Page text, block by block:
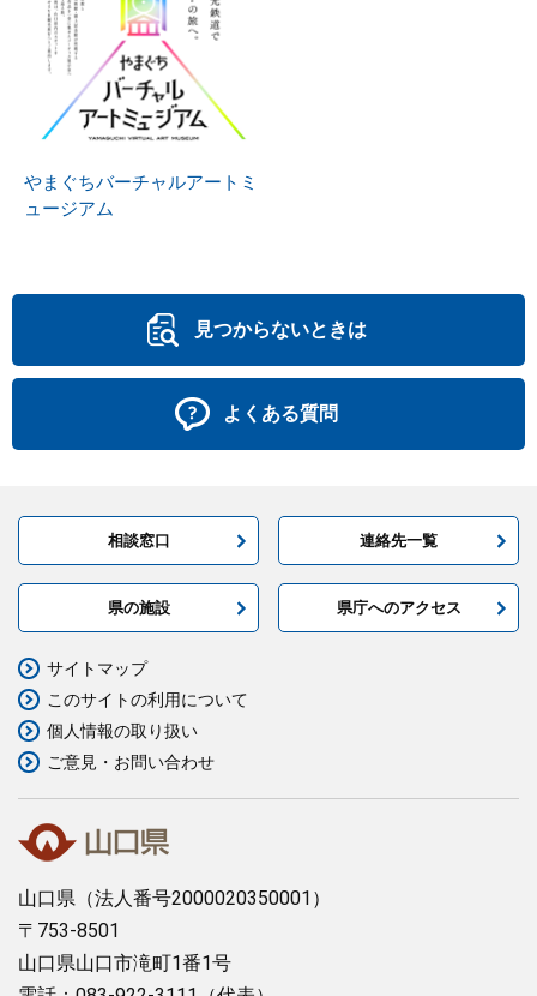
やまぐちバーチャルアートミ
ュージアム
見つからないときは
よくある質問
相談窓口 連絡先一覧
県の施設 県庁へのアクセス
山口県 （法人番号2000020350001）
〒753-8501
山口県山口市滝町1番1号
サイトマップ
このサイトの利用について
個人情報の取り扱い
ご意見・お問い合わせ